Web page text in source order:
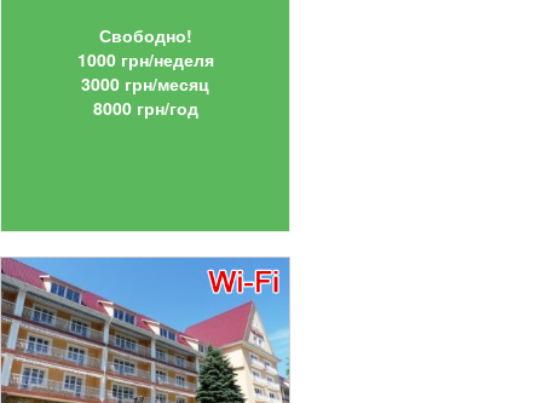
Свободно!
1000 грн/неделя
3000 грн/месяц
8000 грн/год